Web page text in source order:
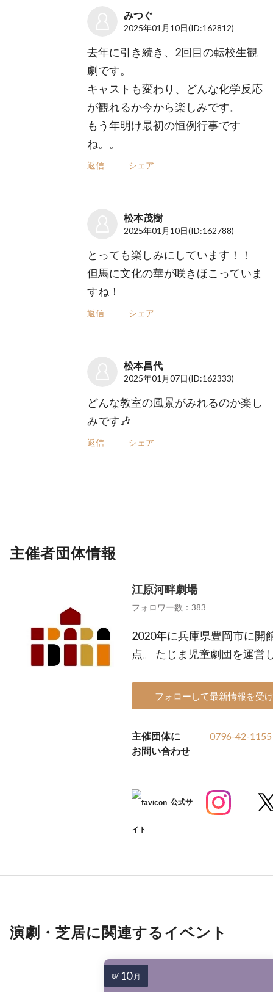
みつぐ
2025年01月10日(ID:162812)
去年に引き続き、2回目の転校生観
劇です。
キャストも変わり、どんな化学反応
が観れるか今から楽しみです。
もう年明け最初の恒例行事です
ね。。
返信 シェア
松本茂樹
2025年01月10日(ID:162788)
とっても楽しみにしています！！
但馬に文化の華が咲きほこっていま
すね！
返信 シェア
松本昌代
2025年01月07日(ID:162333)
どんな教室の風景がみれるのか楽し
みです🎶
返信 シェア
主催者団体情報
江原河畔劇場
フォロワー数：383
2020年に兵庫県豊岡市に開
点。 たじま児童劇団を運営
フォローして最新情報を受
主催団体に
お問い合わせ
0796-42-1155
公式サ
イト
演劇・芝居に関連するイベント
8/ 10 月